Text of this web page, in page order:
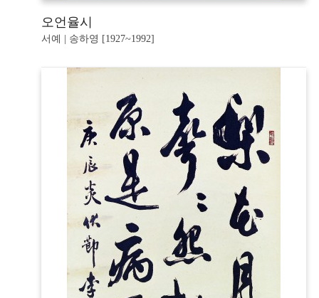
오언율시
서예 | 송하영 [1927~1992]